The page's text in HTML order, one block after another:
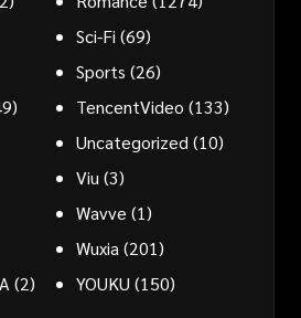
Sci-Fi (69)
Sports (26)
TencentVideo (133)
Uncategorized (10)
Viu (3)
Wavve (1)
Wuxia (201)
(2) YOUKU (150)